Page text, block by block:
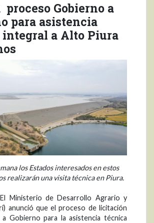
Gobierno a
para asistencia
a Alto Piura
los Estados interesados en estos
realizarán una visita técnica en Piura.
El Ministerio de Desarrollo Agrario y
anunció que el proceso de licitación
Gobierno para la asistencia técnica